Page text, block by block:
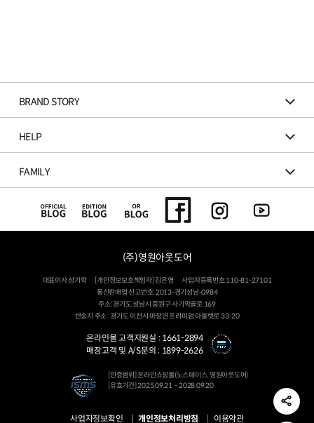
BRAND STORY
HELP
FAMILY
(주)영원아웃도어
대표이사 성기학 [개인정보보호책임자] 김은영
사업자등록번호 110-81-27101
통신판매업 신고번호: 2013-경기성남-0984
주소: 경기도 성남시 중원구 사기막골로 169
반송지 주소 : 경기도 이천시 마장면 프리미엄 아울렛로 33-20
온라인몰 고객지원실 : 1661-2894
매장고객 및 A/S문의 : 1899-2626
[인증범위] 온라인쇼핑몰(노스페이스, 영원아웃도어)
[유효기간] 2025.09.21 ~ 2028.09.20
사업자정보확인 개인정보처리방침 이용약관